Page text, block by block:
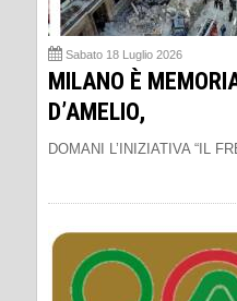
Sabato 18 Luglio 2026
MILANO È
D’AMELIO,
DOMANI L’INIZIATIVA “IL